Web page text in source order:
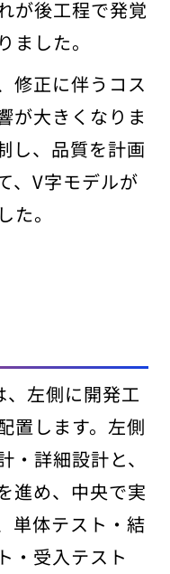
が後工程で発覚
ました。
修正に伴うコス
が大きくなりま
し、品質を計画
、V字モデルが
。
左側に開発工
置します。左側
詳細設計と、
進め、中央で実
単体テスト・結
・受入テスト